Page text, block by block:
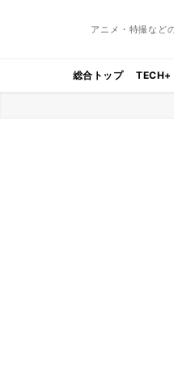
アニメ・特撮など
総合トップ TECH+